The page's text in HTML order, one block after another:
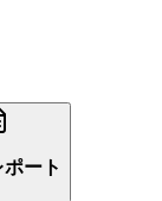
ート